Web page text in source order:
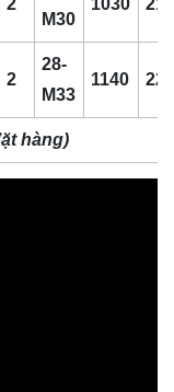
M30
2
28-
M33
1140
hàng)